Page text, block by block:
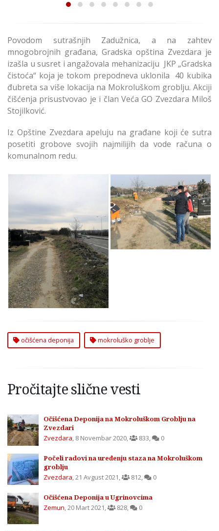
Povodom sutrašnjih Zadužnica, a na zahtev
mnogobrojnih građana, Gradska opština Zvezdara je
izašla u susret i angažovala mehanizaciju JKP „Gradska
čistoća“ koja je tokom prepodneva uklonila 40 kubika
đubreta sa više lokacija na Mokroluškom groblju. Akciji
čišćenja prisustvovao je i član Veća GO Zvezdara Miloš
Stojilković.
Iz Opštine Zvezdara apeluju na građane koji će sutra
posetiti grobove svojih najmilijih da vode računa o
komunalnom redu.
Očišćena deponija na
Mokroluškom groblju
Očišćena deponija na
Mokroluškom groblju
očišćena deponija mokroluško groblje
Pročitajte slične vesti
Očišćena Deponija na Mokroluškom Groblju na
Zvezdari
Zvezdara 8 Novembar 2020 833 0
Počeli radovi na uređenju staza na Mokroluškom
groblju
Zvezdara 21 Avgust 2021 812 0
Očišćena Deponija u Ugrinovcima
Zemun 20 Mart 2021 828 0